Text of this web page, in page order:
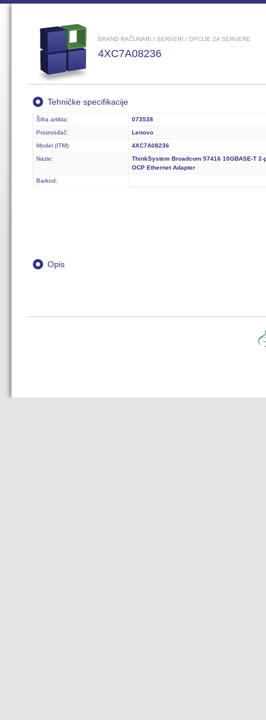
BRAND RAČUNARI I SERVERI / OPCIJE ZA SERVERE
4XC7A08236
Tehničke specifikacije
Šifra artikla:
073538
Proizvođač:
Lenovo
Model (ITM):
4XC7A08236
Naziv:
ThinkSystem Broadcom 57416 10GBASE-T 2-
OCP Ethernet Adapter
Barkod:
Opis